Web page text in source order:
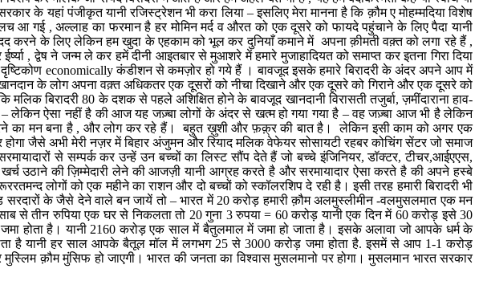
यहां पंजीकृत यानी रजिस्ट्रेशन भी करा लिया – इसलिए मेरा मानना है कि क़ौम ए मोहम्मदिया विशेष
आ गई , अल्लाह का फरमान है हर मोमिन मर्द व औरत को एक दूसरे को फायदे पहुंचाने के लिए पैदा यानी
करने के लिए लेकिन हम खुदा के एहकाम को भूल कर दुनियाँ कमाने में अपना क़ीमती वक़्त को लगा रहे हैं ,
, द्वेष ने जन्म ले कर हमें दीनी आइतबार से मुआशरे में हमारे मुजाहादियत को समाप्त कर इतना गिरा दिया
economically कंडीशन से कमज़ोर हो गये हैं । बावजूद इसके हमारे बिरादरी के अंदर अपने आप में
के लोग अपना वक़्त अधिकतर एक दूसरों को नीचा दिखाने और एक दूसरे को गिराने और एक दूसरे को
बिरादरी 80 के दशक से पहले अशिक्षित होने के बावजूद खानदानी विरासती तजुर्बा, ज़मींदाराना हाव-
ऐसा नहीं है की आज यह जज़्बा लोगों के अंदर से खत्म हो गया गया है – वह जज़्बा आज भी है लेकिन
का मन बना है , और लोग कर रहे हैं। बहुत ख़ुशी और फ़क़्र की बात है। लेकिन इसी काम को अगर एक
जैसे अभी मेरी नज़र में बिहार अंजुमन और रियाद मलिक वेफेयर सोसायटी रहबर कोचिंग सेंटर जो समाज
से सम्पर्क कर उन्हें उन बच्चों का लिस्ट सौंप देते हैं जो बच्चे इंजिनियर, डॉक्टर, टीचर,आईएएस,
उठाने की ज़िम्मेदारी लेने की आजज़ी यानी आग्रह करते है और सरमायादार ऐसा करते है की अपने हस्बे
लोगों को एक महीने का राशन और दो बच्चों को स्कॉलरशिप दे रही है। इसी तरह हमारी बिरादरी भी
सरदारों के जैसे देने वाले बन जायें तो – भारत में 20 करोड़ हमारी क़ौम अलमुस्लीमीन -वलमुसलमात एक मन
तीन रुपिया एक घर से निकलता तो 20 गुना 3 रुपया = 60 करोड़ यानी एक दिन में 60 करोड़ इसे 30
होता है। यानी 2160 करोड़ एक साल में बैतुलमाल में जमा हो जाता है। इसके अलावा जो आपके धर्म के
है यानी हर साल आपके बैतूल मॉल में लगभग 25 से 3000 करोड़ जमा होता है. इसमें से आप 1-1 करोड़
मुस्लिम क़ौम मुंसिफ हो जाएगी। भारत की जनता का विश्वास मुसलमानो पर होगा। मुसलमान भारत सरकार